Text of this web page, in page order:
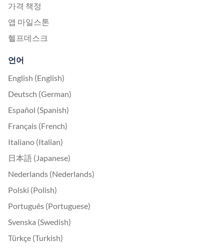
가격 책정
앱 마일스톤
헬프데스크
언어
English (English)
Deutsch (German)
Español (Spanish)
Français (French)
Italiano (Italian)
日本語 (Japanese)
Nederlands (Nederlands)
Polski (Polish)
Português (Portuguese)
Svenska (Swedish)
Türkçe (Turkish)